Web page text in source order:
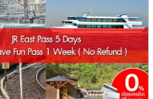
รวมไปถึง NOZOMI,
า (รวมไปถึงรถไฟเร็วและรถไฟ
ยใน Area แบบไม่ระบุที่นั่ง •
Seat ที่ตู้ปกติได้ฟรี
ครั้ง สามารถใช้กับขบวน Sanyo